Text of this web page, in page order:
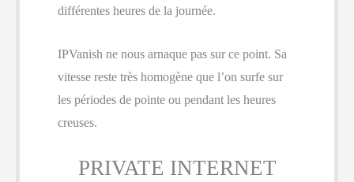
différentes heures de la journée.
IPVanish ne nous arnaque pas sur ce point. Sa
vitesse reste très homogène que l’on surfe sur
les périodes de pointe ou pendant les heures
creuses.
PRIVATE INTERNET